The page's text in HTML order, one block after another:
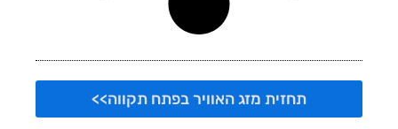
תחזית מזג האוויר בפתח תקווה>>